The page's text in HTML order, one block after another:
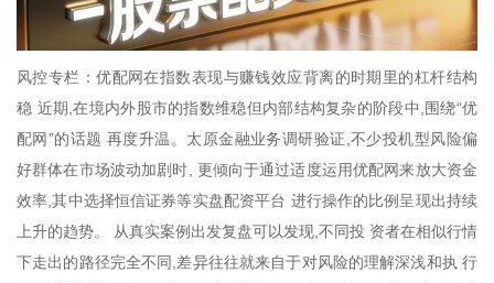
风控专栏：优配网在指数表现与赚钱效应背离的时期里的杠杆结构
稳 近期,在境内外股市的指数维稳但内部结构复杂的阶段中,围绕“优
配网”的话题 再度升温。太原金融业务调研验证,不少投机型风险偏
好群体在市场波动加剧时, 更倾向于通过适度运用优配网来放大资金
效率,其中选择恒信证券等实盘配资平台 进行操作的比例呈现出持续
上升的趋势。 从真实案例出发复盘可以发现,不同投 资者在相似行情
下走出的路径完全不同,差异往往就来自于对风险的理解深浅和执 行